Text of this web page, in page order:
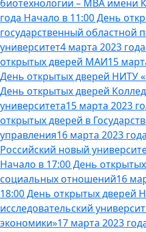
биотехнологии – МВА имени
года Начало в 11:00 День
государственный областной
университет4 марта 2023
открытых дверей МАИ15
День открытых дверей НИТУ
День открытых дверей
университета15 марта 2023
открытых дверей в
управления16 марта 2023
Российский новый
Начало в 17:00 День
социальных отношений16
18:00 День открытых дверей
исследовательский
экономики»17 марта 2023